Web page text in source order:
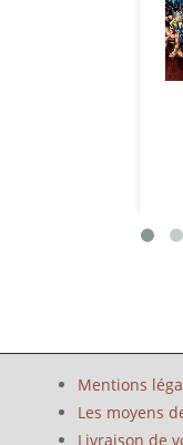
Mentions
Les moyens
Livraison de